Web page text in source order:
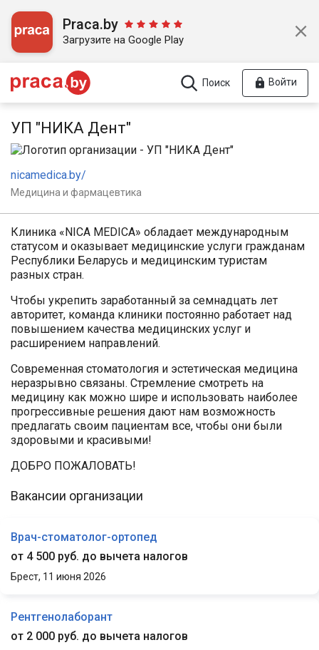
Praca.by
Загрузите на Google Play
Поиск Войти
УП "НИКА Дент"
nicamedica.by/
Медицина и фармацевтика
Клиника «NICA MEDICA» обладает международным
статусом и оказывает медицинские услуги гражданам
Республики Беларусь и медицинским туристам
разных стран.
Чтобы укрепить заработанный за семнадцать лет
авторитет, команда клиники постоянно работает над
повышением качества медицинских услуг и
расширением направлений.
Современная стоматология и эстетическая медицина
неразрывно связаны. Стремление смотреть на
медицину как можно шире и использовать наиболее
прогрессивные решения дают нам возможность
предлагать своим пациентам все, чтобы они были
здоровыми и красивыми!
ДОБРО ПОЖАЛОВАТЬ!
Вакансии организации
Врач-стоматолог-ортопед
от 4 500 руб. до вычета налогов
Брест, 11 июня 2026
Рентгенолаборант
от 2 000 руб. до вычета налогов